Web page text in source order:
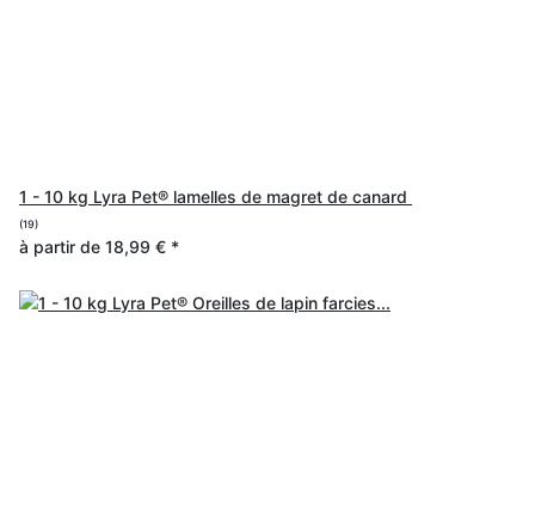
1 - 10 kg Lyra Pet® lamelles de magret de canard
(19)
à partir de 18,99 € *